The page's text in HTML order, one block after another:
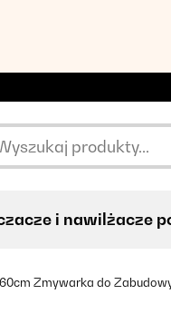
i nawilżacze
Zmywarka do